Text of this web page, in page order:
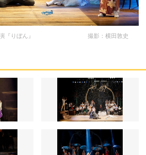
念公演『りぼん』 撮影：横田敦史